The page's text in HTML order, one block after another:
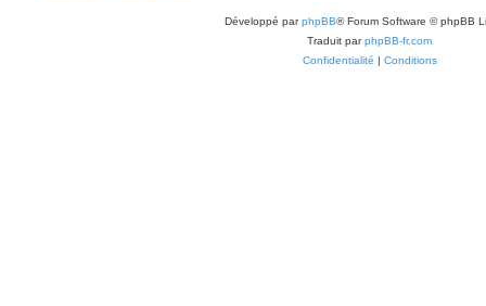
Développé parphpBB® Forum Software © phpBB
Traduit parphpBB-fr.com
Confidentialité | Conditions